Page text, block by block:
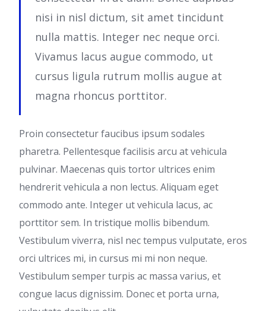
nisi in nisl dictum, sit amet tincidunt
nulla mattis. Integer nec neque orci.
Vivamus lacus augue commodo, ut
cursus ligula rutrum mollis augue at
magna rhoncus porttitor.
Proin consectetur faucibus ipsum sodales
pharetra. Pellentesque facilisis arcu at vehicula
pulvinar. Maecenas quis tortor ultrices enim
hendrerit vehicula a non lectus. Aliquam eget
commodo ante. Integer ut vehicula lacus, ac
porttitor sem. In tristique mollis bibendum.
Vestibulum viverra, nisl nec tempus vulputate, eros
orci ultrices mi, in cursus mi mi non neque.
Vestibulum semper turpis ac massa varius, et
congue lacus dignissim. Donec et porta urna,